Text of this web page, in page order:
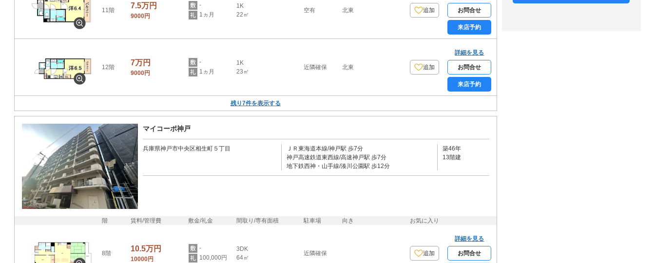
南西
西 北西
11階
7.5万円
9000円
-
1ヵ月
1K
22㎡
空有 北東 追加 お問合せ
来店予約
12階
7万円
9000円
-
1ヵ月
1K
23㎡
近隣確保 北東 追加
詳細を見る
お問合せ
来店予約
残り7件を表示する
マイコーポ神戸
兵庫県神戸市中央区相生町５丁目
ＪＲ東海道本線/神戸駅 歩7分
神戸高速鉄道東西線/高速神戸駅 歩7分
地下鉄西神・山手線/湊川公園駅 歩12分
築46年
13階建
階 賃料/管理費 敷金/礼金 間取り/専有面積 駐車場 向き お気に入り
8階
10.5万円
10000円
-
100,000円
3DK
64㎡
近隣確保 追加
詳細を見る
お問合せ